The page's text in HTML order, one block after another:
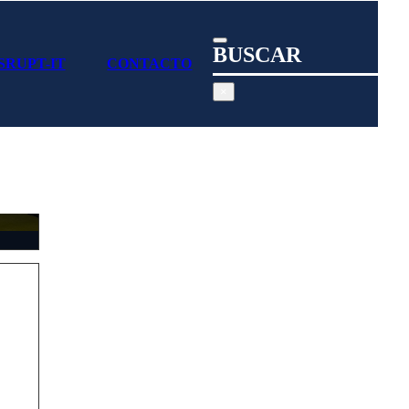
IT CONTACTO BUSCAR
Search